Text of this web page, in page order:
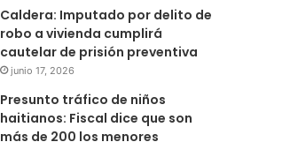
Caldera: Imputado por delito de
robo a vivienda cumplirá
cautelar de prisión preventiva
junio 17, 2026
Presunto tráfico de niños
haitianos: Fiscal dice que son
más de 200 los menores